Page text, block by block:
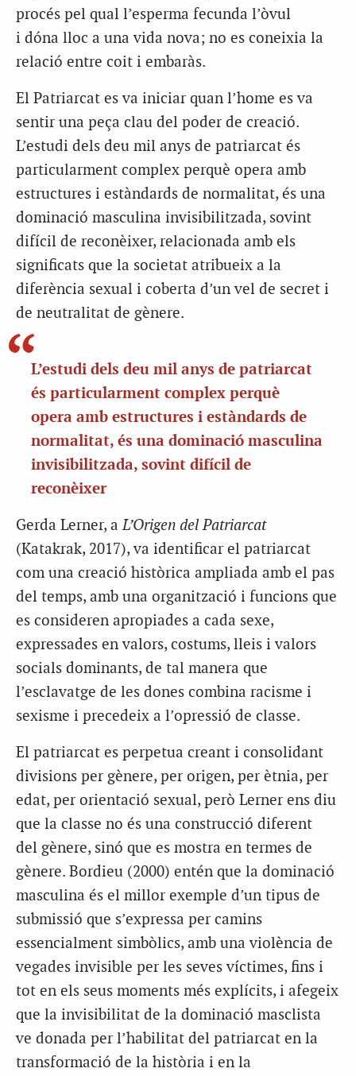
procés pel qual l’esperma fecunda l’òvul
i dóna lloc a una vida nova; no es coneixia la
relació entre coit i embaràs.
El Patriarcat es va iniciar quan l’home es va
sentir una peça clau del poder de creació.
L’estudi dels deu mil anys de patriarcat és
particularment complex perquè opera amb
estructures i estàndards de normalitat, és una
dominació masculina invisibilitzada, sovint
difícil de reconèixer, relacionada amb els
significats que la societat atribueix a la
diferència sexual i coberta d’un vel de secret i
de neutralitat de gènere.
L’estudi dels deu mil anys de patriarcat
és particularment complex perquè
opera amb estructures i estàndards de
normalitat, és una dominació masculina
invisibilitzada, sovint difícil de
reconèixer
Gerda Lerner, aL’Origen del Patriarcat
(Katakrak, 2017), va identificar el patriarcat
com una creació històrica ampliada amb el pas
del temps, amb una organització i funcions que
es consideren apropiades a cada sexe,
expressades en valors, costums, lleis i valors
socials dominants, de tal manera que
l’esclavatge de les dones combina racisme i
sexisme i precedeix a l’opressió de classe.
El patriarcat es perpetua creant i consolidant
divisions per gènere, per origen, per ètnia, per
edat, per orientació sexual, però Lerner ens diu
que la classe no és una construcció diferent
del gènere, sinó que es mostra en termes de
gènere. Bordieu (2000) entén que la dominació
masculina és el millor exemple d’un tipus de
submissió que s’expressa per camins
essencialment simbòlics, amb una violència de
vegades invisible per les seves víctimes, fins i
tot en els seus moments més explícits, i afegeix
que la invisibilitat de la dominació masclista
ve donada per l’habilitat del patriarcat en la
transformació de la història i en la